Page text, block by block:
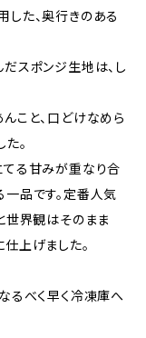
た、奥行きのある
スポンジ生地は、し
こと、口どけなめら
。
てる甘みが重なり合
一品です。定番人気
世界観はそのまま
上げました。
るべく早く冷凍庫へ